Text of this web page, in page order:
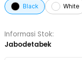
Black White
Informasi Stok:
Jabodetabek